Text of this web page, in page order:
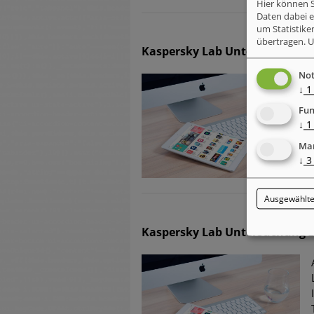
Kaspersky Lab
Kaspersky Lab Untersuchung
Hier können
Daten dabei
um
übertragen.
↓ 1
↓ 1
↓ 3